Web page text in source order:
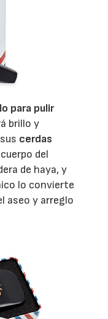
para pulir
brillo y
cerdas
del
de haya, y
lo convierte
aseo y arreglo